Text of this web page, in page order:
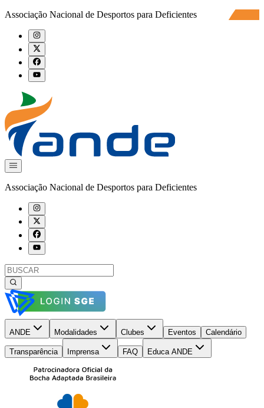
Associação Nacional de Desportos para Deficientes
Associação Nacional de Desportos para Deficientes
ANDE Modalidades Clubes Eventos Calendário
Transparência Imprensa FAQ Educa ANDE